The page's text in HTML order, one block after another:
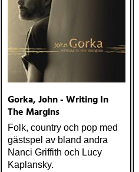
Gorka, John - Writing In
The Margins
Folk, country och pop med
gästspel av bland andra
Nanci Griffith och Lucy
Kaplansky.